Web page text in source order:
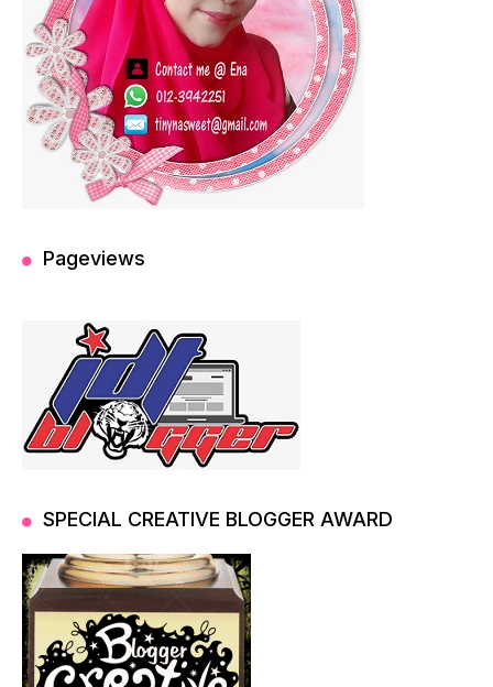
Pageviews
SPECIAL CREATIVE BLOGGER AWARD